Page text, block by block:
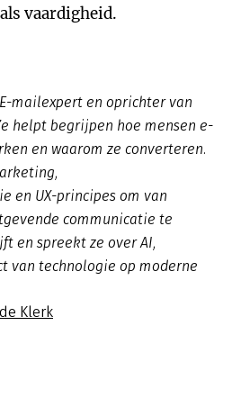
vaardigheid.
mailexpert en oprichter van
helpt begrijpen hoe mensen e-
en waarom ze converteren.
en UX-principes om van
communicatie te
en spreekt ze over AI,
van technologie op moderne
Klerk